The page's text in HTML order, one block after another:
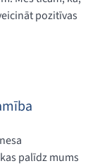
pozitīvas
palīdz mums